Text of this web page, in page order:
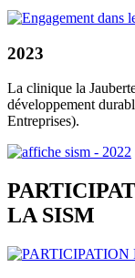
2023
La clinique la
développement
Entreprises).
LA SISM